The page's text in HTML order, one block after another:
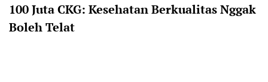
100 Juta CKG: Kesehatan Berkualitas Nggak
Boleh Telat